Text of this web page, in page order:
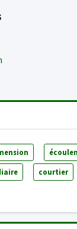
courtier